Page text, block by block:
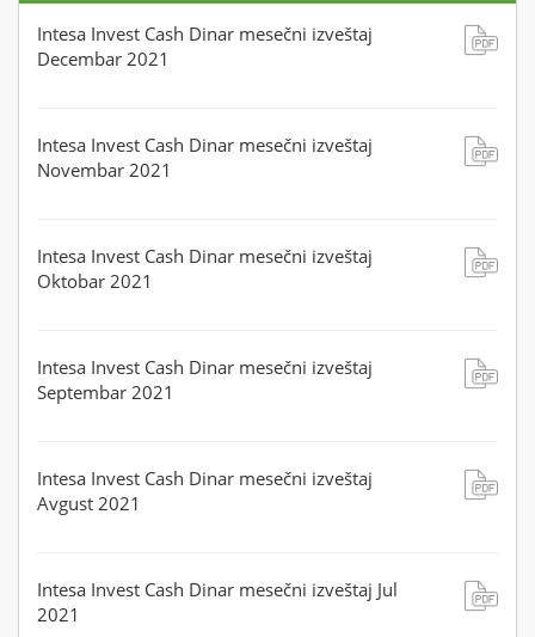
Intesa Invest Cash Dinar mesečni izveštaj
Decembar 2021
Intesa Invest Cash Dinar mesečni izveštaj
Novembar 2021
Intesa Invest Cash Dinar mesečni izveštaj
Oktobar 2021
Intesa Invest Cash Dinar mesečni izveštaj
Septembar 2021
Intesa Invest Cash Dinar mesečni izveštaj
Avgust 2021
Intesa Invest Cash Dinar mesečni izveštaj Jul
2021